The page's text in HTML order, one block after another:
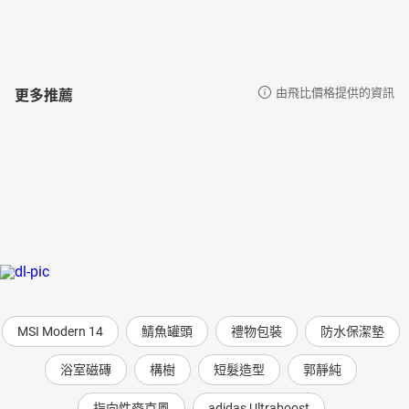
更多推薦 由飛比價格提供的資訊
MSI Modern 14 鯖魚罐頭 禮物包裝 防水保潔墊
浴室磁磚 構樹 短髮造型 郭靜純